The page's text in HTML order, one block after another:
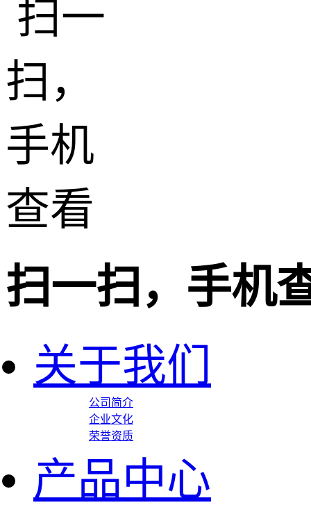
扫一扫，手机
关于我们
公司简介
企业文化
荣誉资质
产品中心